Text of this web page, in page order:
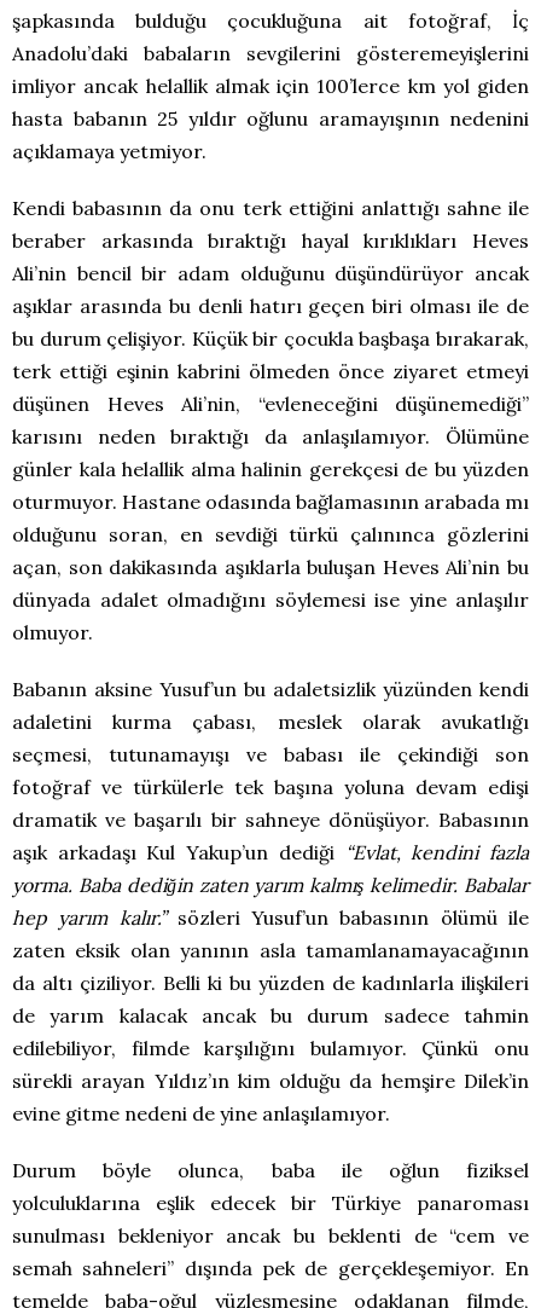
şapkasında bulduğu çocukluğuna ait fotoğraf, İç
Anadolu’daki babaların sevgilerini gösteremeyişlerini
imliyor ancak helallik almak için 100’lerce km yol giden
hasta babanın 25 yıldır oğlunu aramayışının nedenini
açıklamaya yetmiyor.
Kendi babasının da onu terk ettiğini anlattığı sahne ile
beraber arkasında bıraktığı hayal kırıklıkları Heves
Ali’nin bencil bir adam olduğunu düşündürüyor ancak
aşıklar arasında bu denli hatırı geçen biri olması ile de
bu durum çelişiyor. Küçük bir çocukla başbaşa bırakarak,
terk ettiği eşinin kabrini ölmeden önce ziyaret etmeyi
düşünen Heves Ali’nin, “evleneceğini düşünemediği”
karısını neden bıraktığı da anlaşılamıyor. Ölümüne
günler kala helallik alma halinin gerekçesi de bu yüzden
oturmuyor. Hastane odasında bağlamasının arabada mı
olduğunu soran, en sevdiği türkü çalınınca gözlerini
açan, son dakikasında aşıklarla buluşan Heves Ali’nin bu
dünyada adalet olmadığını söylemesi ise yine anlaşılır
olmuyor.
Babanın aksine Yusuf’un bu adaletsizlik yüzünden kendi
adaletini kurma çabası, meslek olarak avukatlığı
seçmesi, tutunamayışı ve babası ile çekindiği son
fotoğraf ve türkülerle tek başına yoluna devam edişi
dramatik ve başarılı bir sahneye dönüşüyor. Babasının
aşık arkadaşı Kul Yakup’un dediği
“Evlat, kendini fazla
yorma. Baba dediğin zaten yarım kalmış kelimedir. Babalar
hep yarım kalır.”sözleri Yusuf’un babasının ölümü ile
zaten eksik olan yanının asla tamamlanamayacağının
da altı çiziliyor. Belli ki bu yüzden de kadınlarla ilişkileri
de yarım kalacak ancak bu durum sadece tahmin
edilebiliyor, filmde karşılığını bulamıyor. Çünkü onu
sürekli arayan Yıldız’ın kim olduğu da hemşire Dilek’in
evine gitme nedeni de yine anlaşılamıyor.
Durum böyle olunca, baba ile oğlun fiziksel
yolculuklarına eşlik edecek bir Türkiye panaroması
sunulması bekleniyor ancak bu beklenti de “cem ve
semah sahneleri” dışında pek de gerçekleşemiyor. En
temelde baba-oğul yüzleşmesine odaklanan filmde,